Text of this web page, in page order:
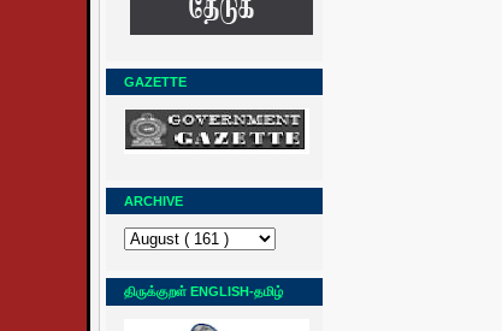
GAZETTE
ARCHIVE
திருக்குறள் ENGLISH-தமிழ்